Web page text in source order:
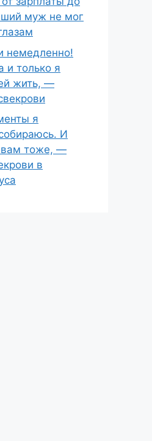
муж не мог
немедленно!
и только я
жить, —
я
И
вам тоже, —
в